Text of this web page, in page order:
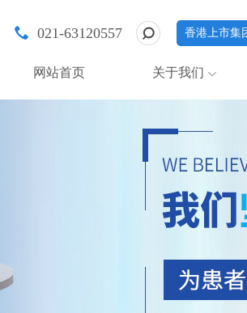
021-63120557 香港上市集
网站首页 关于我们